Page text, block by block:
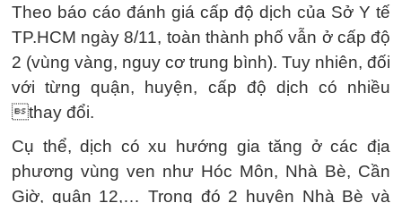
Theo báo cáo đánh giá cấp độ dịch của Sở Y tế
TP.HCM ngày 8/11, toàn thành phố vẫn ở cấp độ
2 (vùng vàng, nguy cơ trung bình). Tuy nhiên, đối
với từng quận, huyện, cấp độ dịch có nhiều
thay đổi.
Cụ thể, dịch có xu hướng gia tăng ở các địa
phương vùng ven như Hóc Môn, Nhà Bè, Cần
Giờ, quận 12,… Trong đó 2 huyện Nhà Bè và